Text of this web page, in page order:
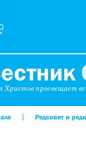
Христов просвещает
Редсовет и